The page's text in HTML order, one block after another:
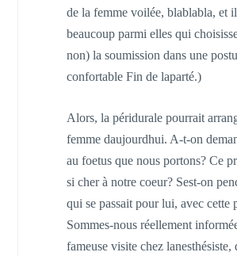
de la femme voilée, blablabla, et
beaucoup parmi elles qui
non) la soumission dans une
confortable Fin de laparté.)
Alors, la péridurale pourrait
femme daujourdhui. A-t-on
au foetus que nous portons? Ce
si cher à notre coeur? Sest-on
qui se passait pour lui, avec cette
Sommes-nous réellement
fameuse visite chez lanesthésiste,